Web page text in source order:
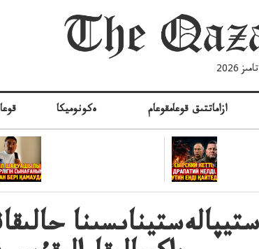
ەكونوميكا ازاماتتىق قوعامقوعام